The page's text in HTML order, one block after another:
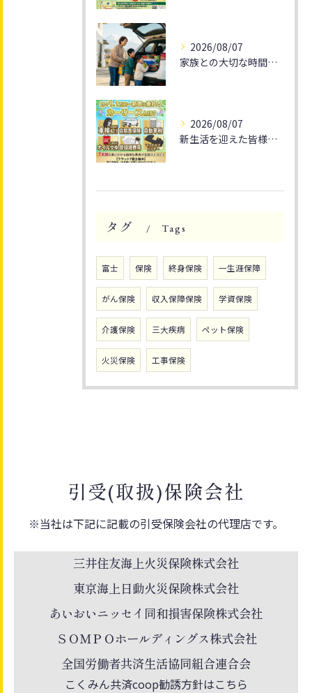
2026/08/07
家族との大切な時間を🚗✨
2026/08/07
新生活を迎えた皆様、そろそろ通勤や休日のドライブをもっと楽し...
タグ Tags
富士 保険 終身保険 一生涯保障
がん保険 収入保障保険 学資保険
介護保険 三大疾病 ペット保険
火災保険 工事保険
引受(取扱)保険会社
※当社は下記に記載の引受保険会社の代理店です。
三井住友海上火災保険株式会社
東京海上日動火災保険株式会社
あいおいニッセイ同和損害保険株式会社
ＳＯＭＰＯホールディングス株式会社
全国労働者共済生活協同組合連合会
こくみん共済coop勧誘方針はこちら